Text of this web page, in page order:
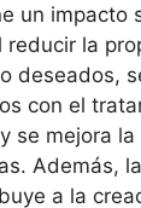
un impacto
la
deseados,
con el
se mejora
Además,
a la